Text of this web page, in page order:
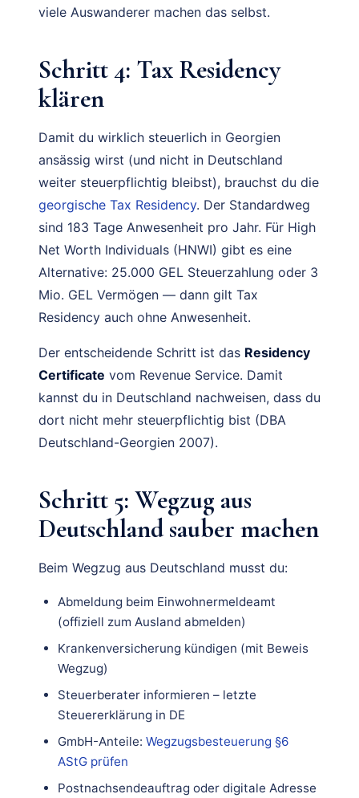
viele Auswanderer machen das selbst.
Schritt 4: Tax Residency
klären
Damit du wirklich steuerlich in Georgien
ansässig wirst (und nicht in Deutschland
weiter steuerpflichtig bleibst), brauchst du die
georgische Tax Residency. Der Standardweg
sind 183 Tage Anwesenheit pro Jahr. Für High
Net Worth Individuals (HNWI) gibt es eine
Alternative: 25.000 GEL Steuerzahlung oder 3
Mio. GEL Vermögen — dann gilt Tax
Residency auch ohne Anwesenheit.
Der entscheidende Schritt ist das Residency
Certificate vom Revenue Service. Damit
kannst du in Deutschland nachweisen, dass du
dort nicht mehr steuerpflichtig bist (DBA
Deutschland-Georgien 2007).
Schritt 5: Wegzug aus
Deutschland sauber machen
Beim Wegzug aus Deutschland musst du:
Abmeldung beim Einwohnermeldeamt
(offiziell zum Ausland abmelden)
Krankenversicherung kündigen (mit Beweis
Wegzug)
Steuerberater informieren – letzte
Steuererklärung in DE
GmbH-Anteile: Wegzugsbesteuerung §6
AStG prüfen
Postnachsendeauftrag oder digitale Adresse